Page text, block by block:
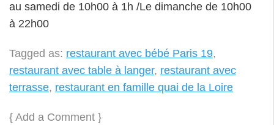
au samedi de 10h00 à 1h /Le dimanche de 10h00
à 22h00
Tagged as: restaurant avec bébé Paris 19,
restaurant avec table à langer, restaurant avec
terrasse, restaurant en famille quai de la Loire
{ Add a Comment }